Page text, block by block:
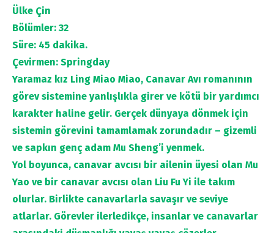
Ülke Çin
Bölümler: 32
Süre: 45 dakika.
Çevirmen: Springday
Yaramaz kız Ling Miao Miao, Canavar Avı romanının
görev sistemine yanlışlıkla girer ve kötü bir yardımcı
karakter haline gelir. Gerçek dünyaya dönmek için
sistemin görevini tamamlamak zorundadır – gizemli
ve sapkın genç adam Mu Sheng’i yenmek.
Yol boyunca, canavar avcısı bir ailenin üyesi olan Mu
Yao ve bir canavar avcısı olan Liu Fu Yi ile takım
olurlar. Birlikte canavarlarla savaşır ve seviye
atlarlar. Görevler ilerledikçe, insanlar ve canavarlar